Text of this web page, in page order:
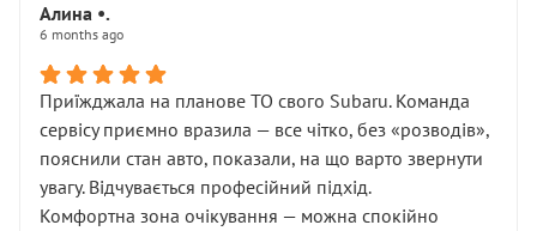
Алина •.
6 months ago
Приїжджала на планове ТО свого Subaru. Команда
сервісу приємно вразила — все чітко, без «розводів»,
пояснили стан авто, показали, на що варто звернути
увагу. Відчувається професійний підхід.
Комфортна зона очікування — можна спокійно